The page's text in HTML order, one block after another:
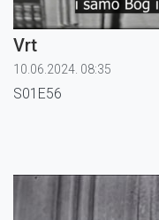
Vrt
10.06.2024. 08:35
S01E56